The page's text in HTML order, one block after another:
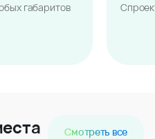
габаритов
Смотреть все